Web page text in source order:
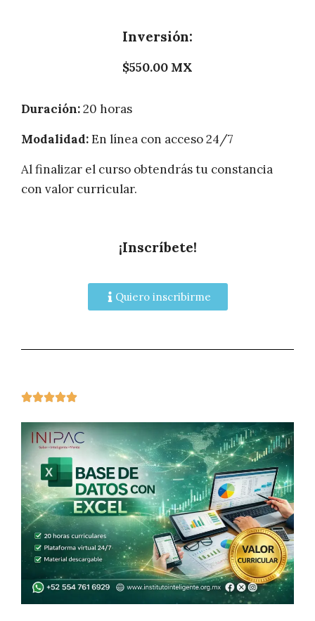
Inversión:
$550.00 MX
Duración:20 horas
Modalidad:En línea con acceso 24/7
Al finalizar el curso obtendrás tu constancia
con valor curricular.
¡Inscríbete!
Quiero inscribirme